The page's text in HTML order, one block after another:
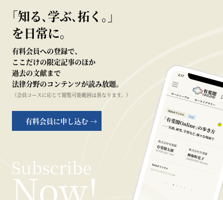
｢知る､学ぶ､拓く｡｣
を日常に。
有料会員への登録で、
ここだけの限定記事のほか
過去の文献まで
法律分野のコンテンツが読み放題。
（会員コースに応じて閲覧可能範囲は異なります。）
有料会員に申し込む →